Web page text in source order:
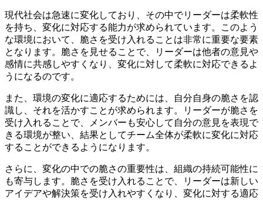
現代社会は急速に変化しており、その中でリーダーは柔軟性
を持ち、変化に対応する能力が求められています。このよう
な環境において、脆さを受け入れることは非常に重要な要素
となります。脆さを見せることで、リーダーは他者の意見や
感情に共感しやすくなり、変化に対して柔軟に対応できるよ
うになるのです。
また、環境の変化に適応するためには、自分自身の脆さを認
識し、それを活かすことが求められます。リーダーが脆さを
受け入れることで、メンバーも安心して自分の意見を表現で
きる環境が整い、結果としてチーム全体が柔軟に変化に対応
することができるようになります。
さらに、変化の中での脆さの重要性は、組織の持続可能性に
も寄与します。脆さを受け入れることで、リーダーは新しい
アイデアや解決策を受け入れやすくなり、変化に対する適応